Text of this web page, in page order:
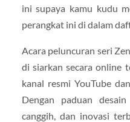
ini supaya kamu kudu
perangkat ini di dalam
Acara peluncuran seri
di siarkan secara online
kanal resmi YouTube
Dengan paduan
canggih, dan inovasi